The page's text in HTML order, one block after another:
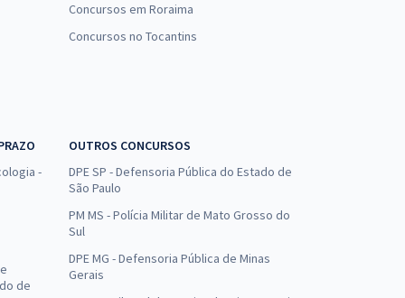
Concursos em Roraima
Concursos no Tocantins
-
de
OUTROS CONCURSOS
DPE SP - Defensoria Pública do Estado de
São Paulo
PM MS - Polícia Militar de Mato Grosso do
Sul
DPE MG - Defensoria Pública de Minas
Gerais